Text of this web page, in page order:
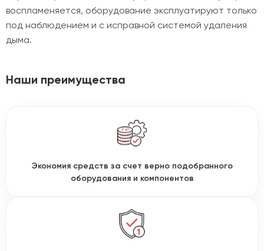
воспламеняется, оборудование эксплуатируют только
под наблюдением и с исправной системой удаления
дыма.
Наши преимущества
Экономия средств за счет верно подобранного
оборудования и компонентов